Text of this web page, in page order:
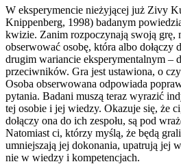
W eksperymencie nieżyjącej już Zivy
Knippenberg, 1998) badanym
kwizie. Zanim rozpoczynają swoją grę,
obserwować osobę, która albo dołączy
drugim wariancie eksperymentalnym –
przeciwników. Gra jest ustawiona, o
Osoba obserwowana odpowiada
pytania. Badani muszą teraz wyrazić
tej osobie i jej wiedzy. Okazuje się, że
dołączy ona do ich zespołu, są pod
Natomiast ci, którzy myślą, że będą
umniejszają jej dokonania, upatrują jej
nie w wiedzy i kompetencjach.